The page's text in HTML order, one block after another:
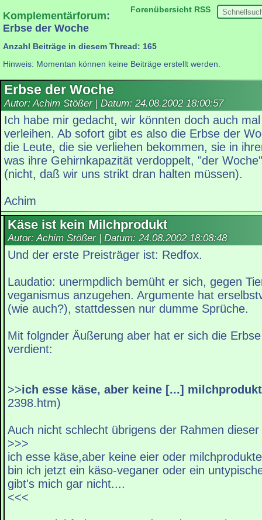
Forenübersicht RSS
Komplementärforum:
Erbse der Woche
Anzahl Beiträge in diesem Thread: 165
Hinweis: Momentan können keine Beiträge erstellt werden.
Erbse der Woche
Autor: Achim Stößer | Datum: 24.08.2002 18:00:57
Ich habe mir gedacht, wir könnten doch auch
verleihen. Ab sofort gibt es also die Erbse der
die Leute, die sie verliehen bekommen, sie in
was ihre Gehirnkapazität verdoppelt, "der
(nicht, daß wir uns strikt dran halten müssen).
Achim
Käse ist kein Milchprodukt
Autor: Achim Stößer | Datum: 24.08.2002 18:08:48
Und der erste Preisträger ist: Redfox.
Laudatio: unermpdlich bemüht er sich, gegen
veganismus anzugehen. Argumente hat
(wie auch?), stattdessen nur dumme Sprüche.
Mit folgnder Äußerung aber hat er sich die
verdient:
>>ich esse käse, aber keine [...]
2398.htm)
Auch nicht schlecht übrigens der Rahmen
>>>
ich esse käse,aber keine eier oder
bin ich jetzt ein käso-veganer oder ein
gibt's mich gar nicht....
<<<